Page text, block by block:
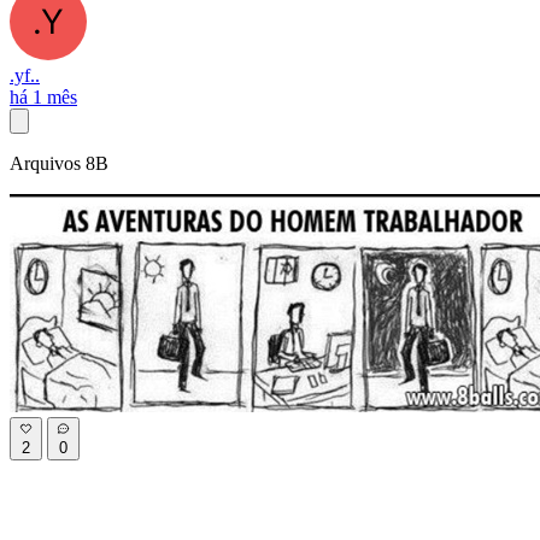
.yf..
há 1 mês
Arquivos 8B
2 0